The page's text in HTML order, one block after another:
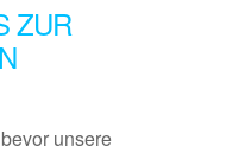
ZUR
unsere